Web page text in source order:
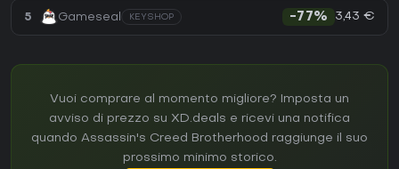
5 Gameseal KEYSHOP -77% 3,43 €
Vuoi comprare al momento migliore? Imposta un
avviso di prezzo su XD.deals e ricevi una notifica
quando Assassin's Creed Brotherhood raggiunge il suo
prossimo minimo storico.